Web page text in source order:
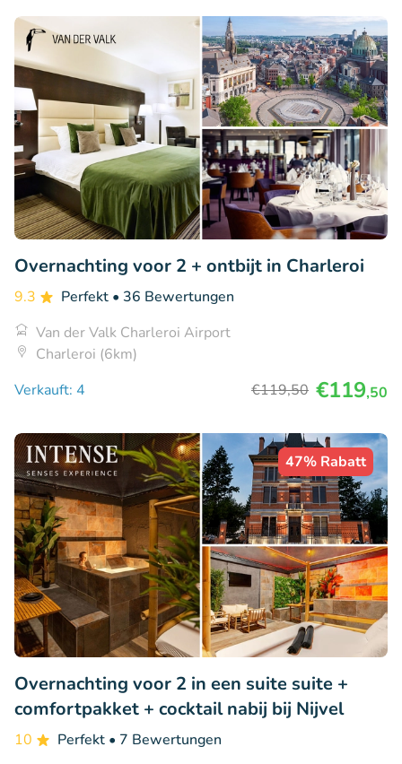
Overnachting voor 2 + ontbijt in Charleroi
9.3 Perfekt • 36 Bewertungen
Van der Valk Charleroi Airport
Charleroi (6km)
Verkauft: 4
€119,50 €119,50
47% Rabatt
Overnachting voor 2 in een suite suite +
comfortpakket + cocktail nabij bij Nijvel
10 Perfekt • 7 Bewertungen